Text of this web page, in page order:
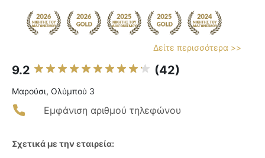
Δείτε περισσότερα >>
9.2 (42)
Μαρούσι, Ολύμπού 3
Εμφάνιση αριθμού τηλεφώνου
Σχετικά με την εταιρεία: